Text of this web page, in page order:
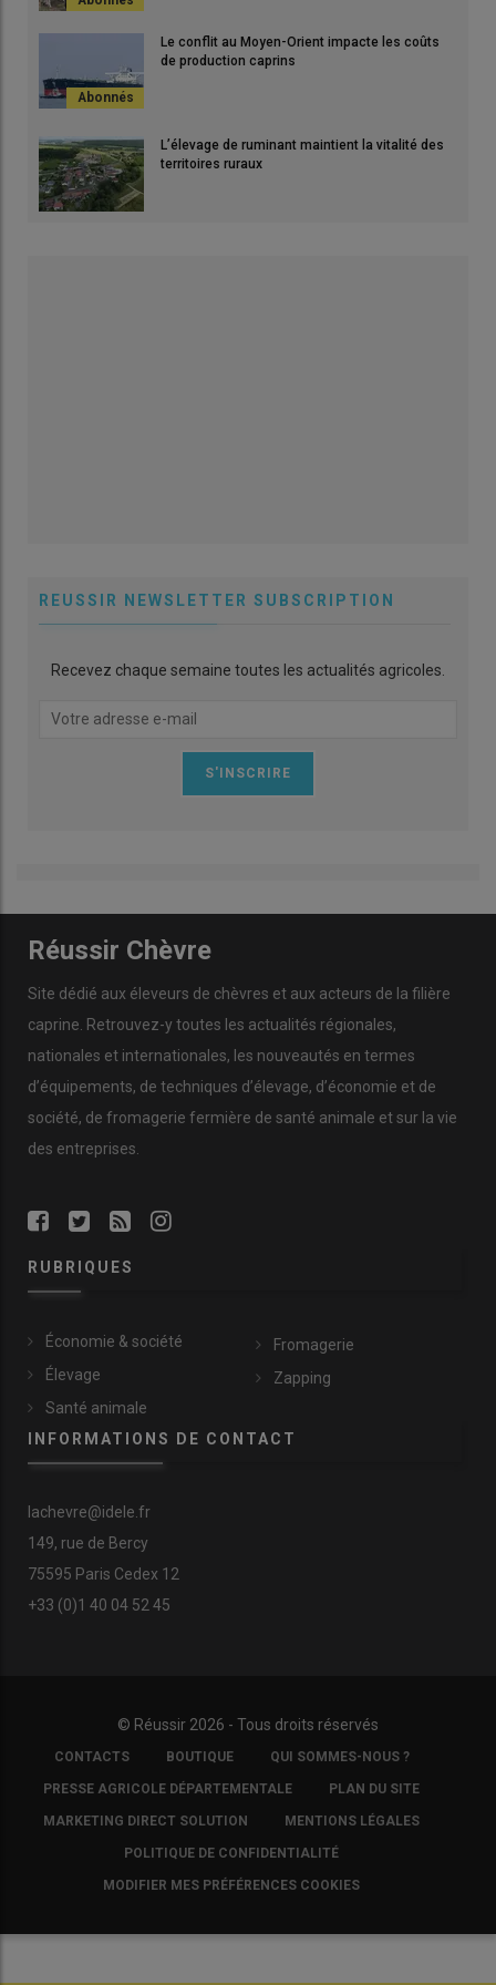
Le conflit au Moyen-Orient impacte les coûts
de production caprins
L’élevage de ruminant maintient la vitalité des
territoires ruraux
REUSSIR NEWSLETTER SUBSCRIPTION
Recevez chaque semaine toutes les actualités agricoles.
Réussir Chèvre
Site dédié aux éleveurs de chèvres et aux acteurs de la filière
caprine. Retrouvez-y toutes les actualités régionales,
nationales et internationales, les nouveautés en termes
d’équipements, de techniques d’élevage, d’économie et de
société, de fromagerie fermière de santé animale et sur la vie
des entreprises.
RUBRIQUES
Économie & société
Élevage
Santé animale
Fromagerie
Zapping
INFORMATIONS DE CONTACT
lachevre@idele.fr
149, rue de Bercy
75595 Paris Cedex 12
+33 (0)1 40 04 52 45
© Réussir 2026 - Tous droits réservés
FOOTER
COPYRIGHT
CONTACTS BOUTIQUE QUI SOMMES-NOUS ?
PRESSE AGRICOLE DÉPARTEMENTALE PLAN DU SITE
MARKETING DIRECT SOLUTION MENTIONS LÉGALES
POLITIQUE DE CONFIDENTIALITÉ
MODIFIER MES PRÉFÉRENCES COOKIES